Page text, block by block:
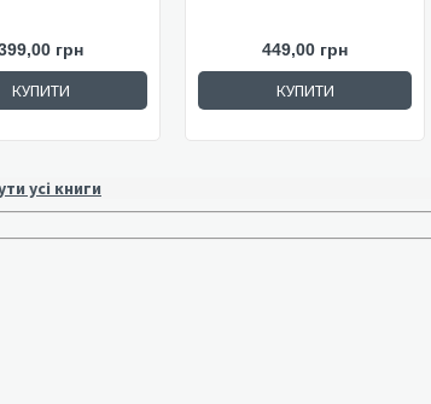
грн
КУПИТИ
449,00 грн
КУПИТИ
усі книги